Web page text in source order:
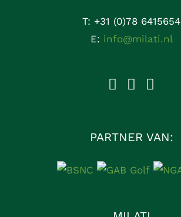
T: +31 (0)78 6415654
E: info@milati.nl
PARTNER VAN: